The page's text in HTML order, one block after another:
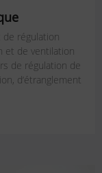
régulation
et de ventilation
de régulation de
d‘étranglement